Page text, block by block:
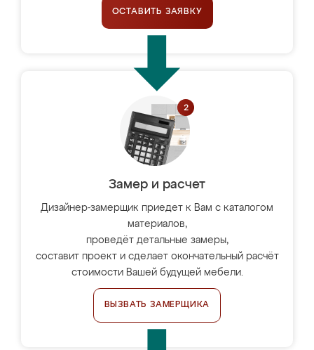
ОСТАВИТЬ ЗАЯВКУ
Замер и расчет
Дизайнер-замерщик приедет к Вам с каталогом
материалов,
проведёт детальные замеры,
составит проект и сделает окончательный расчёт
стоимости Вашей будущей мебели.
ВЫЗВАТЬ ЗАМЕРЩИКА